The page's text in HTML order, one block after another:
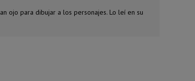
ojo para dibujar a los personajes. Lo leí en su